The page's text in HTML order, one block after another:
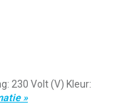
230 Volt (V) Kleur:
»